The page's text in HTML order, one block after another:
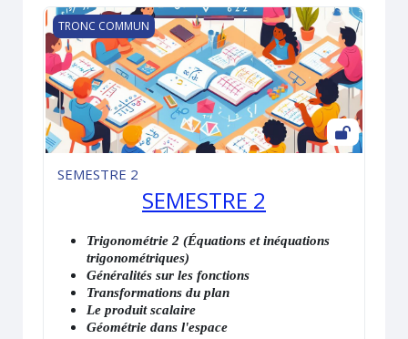
SEMESTRE 2
TRONC COMMUN
SEMESTRE 2
SEMESTRE 2
Trigonométrie 2 (Équations et inéquations
trigonométriques)
Généralités sur les fonctions
Transformations du plan
Le produit scalaire
Géométrie dans l'espace